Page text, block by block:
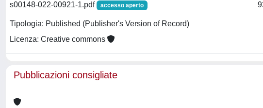
s00148-022-00921-1.pdf accesso aperto
Tipologia: Published (Publisher's Version of Record)
Licenza: Creative commons
Pubblicazioni consigliate